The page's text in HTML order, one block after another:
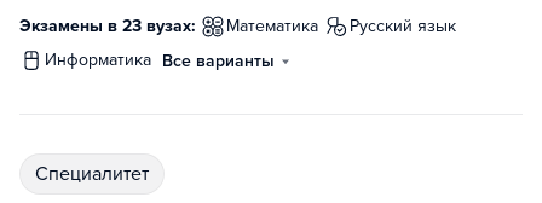
Экзамены в 23 вузах: математика
русский язык
информатика Все варианты
специалитет